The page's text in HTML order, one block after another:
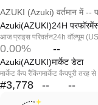
AZUKI (Azuki) वर्तमान में --
Azuki(AZUKI)24H
आज प्राइस परिवर्तन
0.00%
24h वॉल्यूम
--
Azuki(AZUKI)मार्केट डेटा
मार्केट कैप रैंकिंग
#3,778
मार्केट कैप
--
पूरी तरह
--